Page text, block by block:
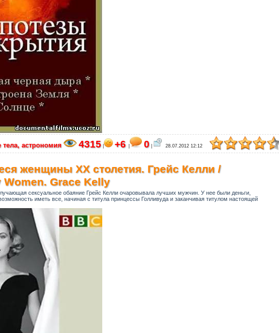
астрономия 4315 +6 0 28.07.2012 12:12
женщины ХХ столетия. Грейс Келли /
Grace Kelly
сексуальное обаяние Грейс Келли очаровывала лучших мужчин. У нее были деньги,
иметь все, начиная с титула принцессы Голливуда и заканчивая титулом настоящей